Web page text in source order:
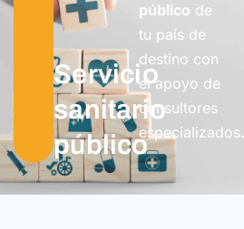
Servicio
sanitario
público
público de
tu país de
destino con
el apoyo de
consultores
especializados.